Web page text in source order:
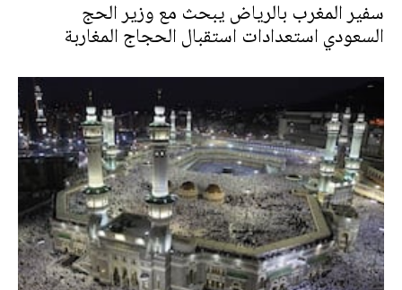
سفير المغرب بالرياض يبحث مع وزير الحج
السعودي استعدادات استقبال الحجاج المغاربة